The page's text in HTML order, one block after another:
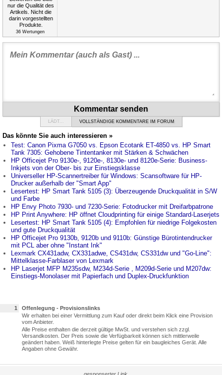
36Wertungen
Kommentar senden
LÄDT... VOLLSTÄNDIGE KOMMENTARE IM FORUM
Das könnte Sie auch interessieren »
Test: Canon Pixma G7050 vs. Epson Ecotank ET-4850 vs. HP Smart
Tank 7305: Gehobene Tintentanker mit Stärken & Schwächen
HP Officejet Pro 9130e-, 9120e-, 8130e- und 8120e-Serie: Business-
Inkjets von der Ober- bis zur Einstiegsklasse
Universeller HP-Scannertreiber für Windows: Scansoftware für HP-
Drucker außerhalb der "Smart App"
Lesertest: HP Smart Tank 5105 (3): Überzeugende Druckqualität in S/W
und Farbe
HP Envy Photo 7930- und 7230-Serie: Fotodrucker mit Dreifarbpatrone
HP Print Anywhere: HP öffnet Cloudprinting für einige Standard-Laserjets
Lesertest: HP Smart Tank 5105 (4): Empfohlen für niedrige Folgekosten
und gute Druckqualität
HP Officejet Pro 9130b, 9120b und 9110b: Günstige Bürotintendrucker
mit PCL aber ohne "Instant Ink"
Lexmark CX431adw, CX331adwe, CS431dw, CS331dw und "Go-Line":
Mittelklasse-Farblaser von Lexmark
HP Laserjet MFP M235sdw, M234d-Serie , M209d-Serie und M207dw:
Einstiegs-Monolaser mit Papierfach und Duplex-Druckfunktion
1
Offenlegung - Provisionslinks
Wir erhalten bei einer Vermittlung zum Kauf oder direkt beim Klick eine Provision
vom Anbieter.
Alle Preise enthalten die derzeit gültige MwSt. und verstehen sich zzgl.
Versandkosten. Der Preis sowie die Verfügbarkeit können sich mittlerweile
geändert haben. Weiß hinterlegte Preise gelten für ein baugleiches Gerät. Alle
Angaben ohne Gewähr.